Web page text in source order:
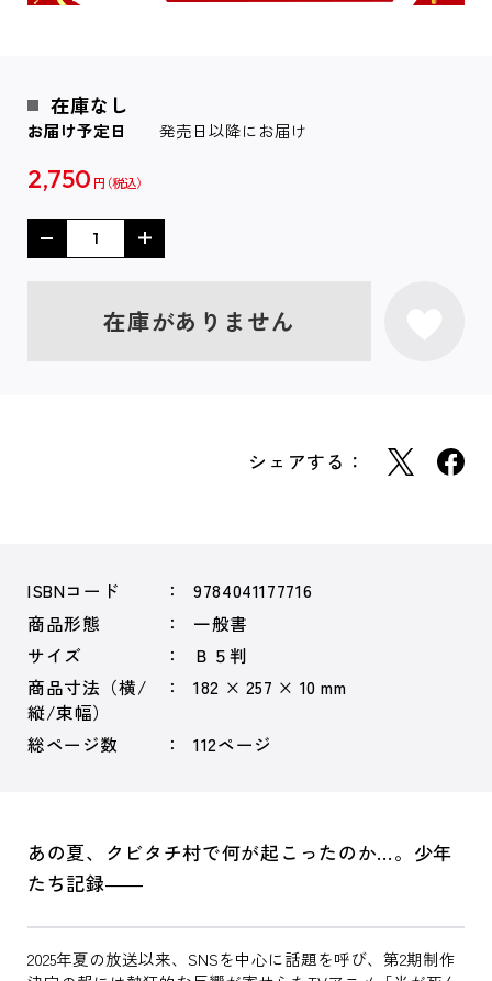
在庫なし
お届け予定日 発売日以降にお届け
2,750 円
在庫がありません
シェアする：
ISBNコード
9784041177716
商品形態
一般書
サイズ
Ｂ５判
商品寸法（横/
縦/束幅）
182 × 257 × 10 mm
総ページ数 112ページ
あの夏、クビタチ村で何が起こったのか…。少年
たち記録――
2025年夏の放送以来、SNSを中心に話題を呼び、第2期制作